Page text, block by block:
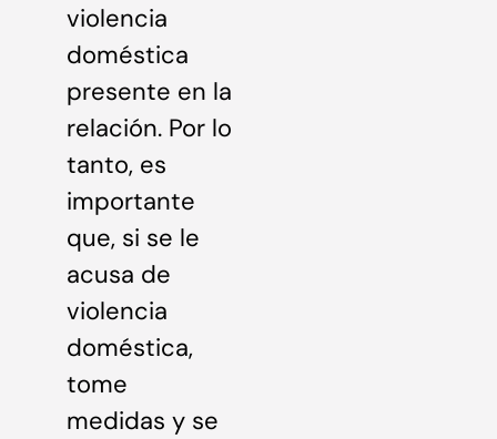
violencia
doméstica
presente en la
relación. Por lo
tanto, es
importante
que, si se le
acusa de
violencia
doméstica,
tome
medidas y se